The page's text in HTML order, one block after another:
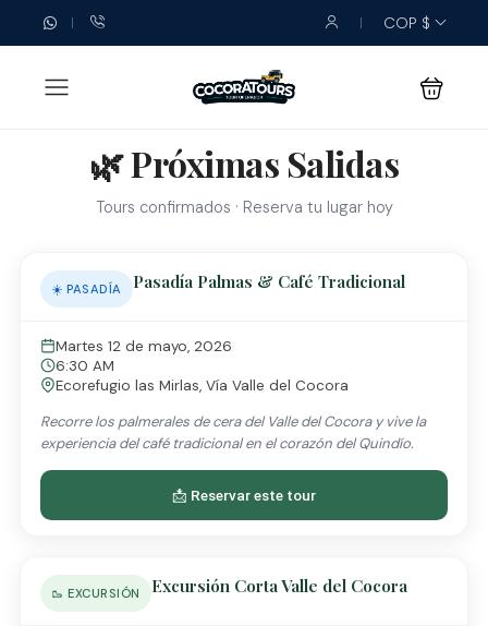
COP $
🌿 Próximas Salidas
Tours confirmados · Reserva tu lugar hoy
☀️ PASADÍA Pasadía Palmas & Café Tradicional
Martes 12 de mayo, 2026
6:30 AM
Ecorefugio las Mirlas, Vía Valle del Cocora
Recorre los palmerales de cera del Valle del Cocora y vive la
experiencia del café tradicional en el corazón del Quindío.
📩 Reservar este tour
🥾 EXCURSIÓN Excursión Corta Valle del Cocora